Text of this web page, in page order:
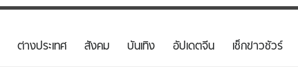
ดูดวง - ตรวจหวย ไลฟ์สไตล์
ต่างประเทศ สังคม บันเทิง อัปเดตจีน เช็กข่าวชัวร์